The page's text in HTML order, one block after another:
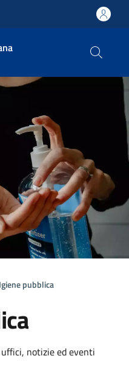
Igiene pubblica
notizie ed eventi